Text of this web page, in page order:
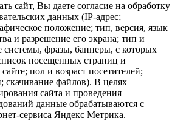
сайт, Вы даете согласие на обработку
данных (IP-адрес;
положение; тип, версия, язык
и разрешение его экрана; тип и
фразы, баннеры, с которых
посещенных страниц и
пол и возраст посетителей;
скачивание файлов). В целях
сайта и проведения
данные обрабатываются с
сервиса Яндекс Метрика.